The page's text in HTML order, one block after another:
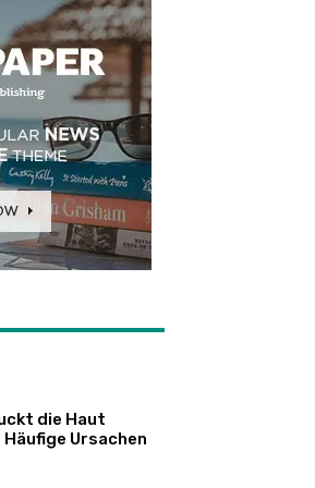
die Haut
Ursachen